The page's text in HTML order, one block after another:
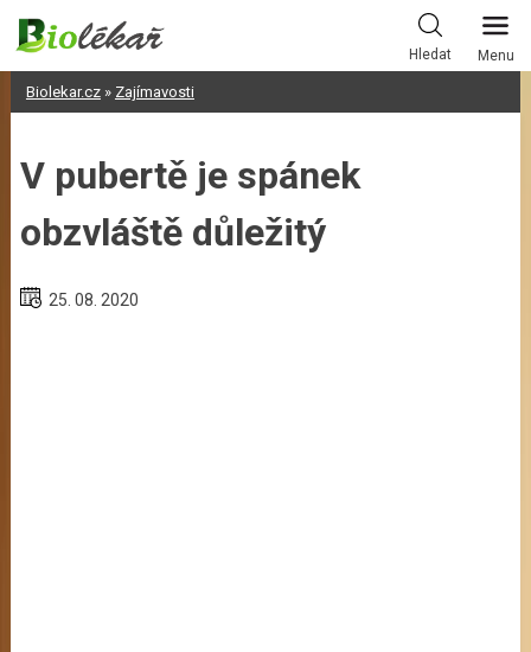
Skip
content
Hledat Menu
Biolekar.cz» Zajímavosti
V pubertě je spánek
obzvláště důležitý
25. 08. 2020